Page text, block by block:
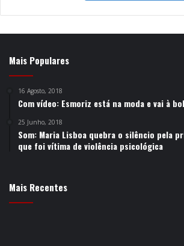
Mais Populares
16 Agosto, 2018
Com vídeo: Esmoriz está na moda e vai à
25 Junho, 2018
Som: Maria Lisboa quebra o silêncio pela
que foi vítima de violência psicológica
Mais Recentes